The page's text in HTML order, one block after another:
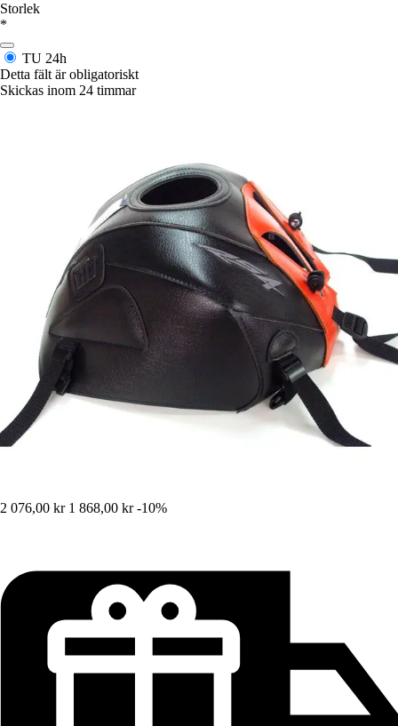
Storlek
*
TU 24h
Detta fält är obligatoriskt
Skickas inom 24 timmar
2 076,00 kr 1 868,00 kr -10%